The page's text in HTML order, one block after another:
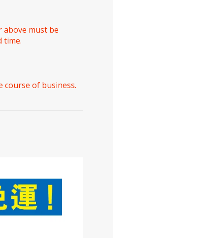
above must be
time.
of business.